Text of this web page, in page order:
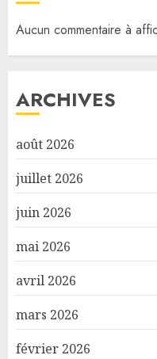
Aucun commentaire à
ARCHIVES
août 2026
juillet 2026
juin 2026
mai 2026
avril 2026
mars 2026
février 2026